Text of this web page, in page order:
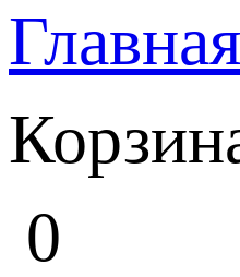
Главная
0